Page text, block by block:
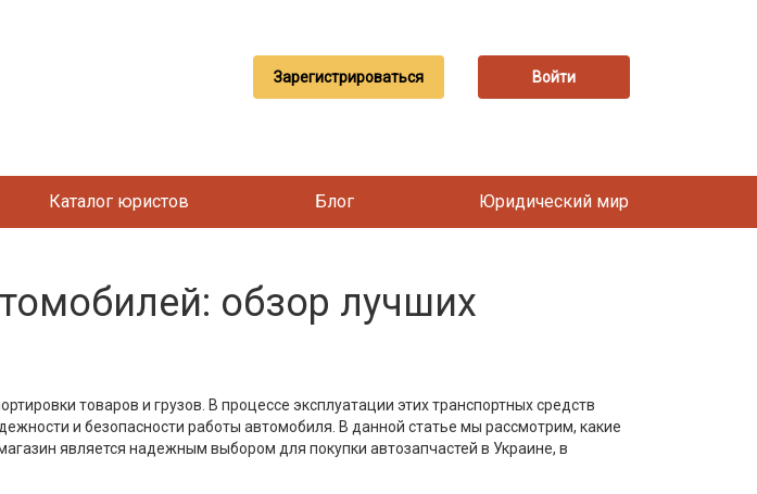
Зарегистрироваться Войти
Каталог юристов Блог Юридический мир
обзор лучших
товаров и грузов. В процессе эксплуатации этих транспортных средств
и безопасности работы автомобиля. В данной статье мы рассмотрим, какие
является надежным выбором для покупки автозапчастей в Украине, в